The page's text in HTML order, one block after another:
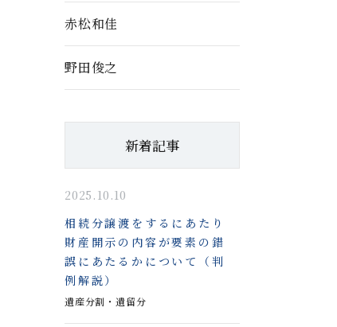
赤松和佳
野田俊之
新着記事
2025.10.10
相続分譲渡をするにあたり
財産開示の内容が要素の錯
誤にあたるかについて（判
例解説）
遺産分割・遺留分